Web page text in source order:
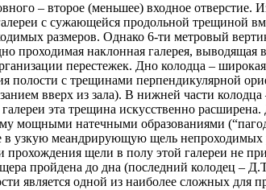
– второе (меньшее) входное отверстие.
с сужающейся продольной трещиной
размеров. Однако 6-ти метровый
проходимая наклонная галерея, выводящая
перестежек. Дно колодца – широкая
полости с трещинами перпендикулярной
вверх из зала). В нижней части колодца
эта трещина искусственно
мощными натечными образованиями
в узкую меандрирующую щель непроходимых
щели в полу этой галереи не
пройдена до дна (последний колодец –
является одной из наиболее сложных для